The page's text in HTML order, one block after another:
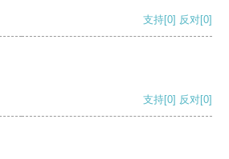
支持[0] 反对[0]
支持[0] 反对[0]